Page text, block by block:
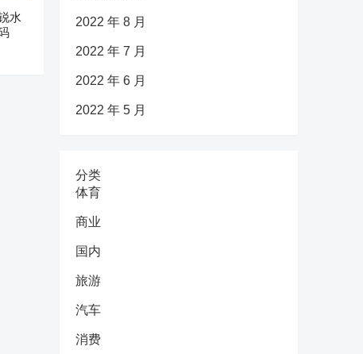
水
2022 年 8 月
2022 年 7 月
2022 年 6 月
2022 年 5 月
分类
体育
商业
国内
旅游
汽车
消费